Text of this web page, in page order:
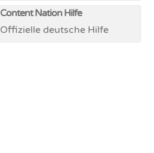
Content Nation Hilfe
Offizielle deutsche Hilfe